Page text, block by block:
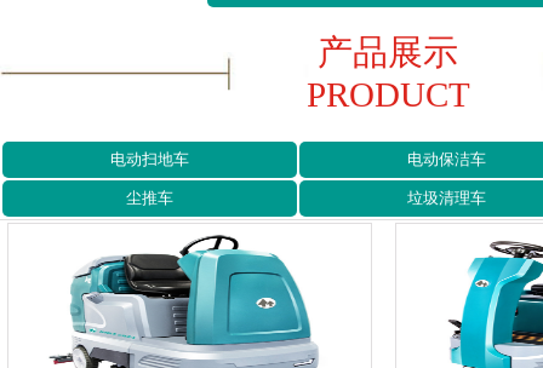
产品展示
PRODUCT
电动扫地车 电动保洁车
尘推车 垃圾清理车